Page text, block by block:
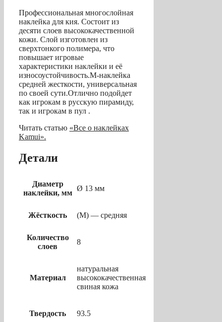
Профессиональная многослойная
наклейка для кия. Состоит из
десяти слоев высококачественной
кожи. Слой изготовлен из
сверхтонкого полимера, что
повышает игровые
характеристики наклейки и её
износоустойчивость.М-наклейка
средней жесткости, универсальная
по своей сути.Отлично подойдет
как игрокам в русскую пирамиду,
так и игрокам в пул .
Читать статью «Все о наклейках
Kamui».
Детали
Диаметр
наклейки, мм
Ø 13 мм
Жёсткость (M) — средняя
Количество
слоев
8
Материал
натуральная
высококачественная
свиная кожа
Твердость 93.5